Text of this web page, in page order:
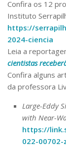
Confira os 12
Instituto
https://
2024-ciencia
Leia a
cientistas
Confira alguns
da professora
Large-Eddy
with Near-
https://
022-00702-